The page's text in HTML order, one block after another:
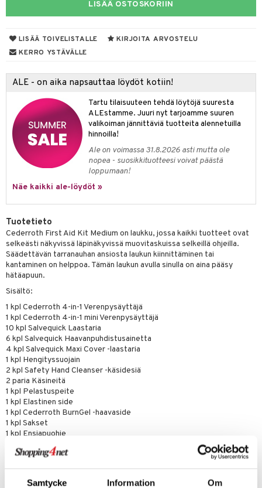
Samtycke Information Om
LISÄÄ OSTOSKORIIN
LISÄÄ TOIVELISTALLE
KIRJOITA ARVOSTELU
KERRO YSTÄVÄLLE
ALE - on aika napsauttaa löydöt kotiin!
Tartu tilaisuuteen tehdä löytöjä suuresta
ALEstamme. Juuri nyt tarjoamme suuren
valikoiman jännittäviä tuotteita alennetuilla
hinnoilla!
Ale on voimassa 31.8.2026 asti mutta ole
nopea - suosikkituotteesi voivat päästä
loppumaan!
Näe kaikki ale-löydöt »
Tuotetieto
Cederroth First Aid Kit Medium on laukku, jossa kaikki tuotteet ovat
selkeästi näkyvissä läpinäkyvissä muovitaskuissa selkeillä ohjeilla.
Säädettävän tarranauhan ansiosta laukun kiinnittäminen tai
kantaminen on helppoa. Tämän laukun avulla sinulla on aina pääsy
hätäapuun.
Sisältö:
1 kpl Cederroth 4-in-1 Verenpysäyttäjä
1 kpl Cederroth 4-in-1 mini Verenpysäyttäjä
10 kpl Salvequick Laastaria
6 kpl Salvequick Haavanpuhdistusainetta
4 kpl Salvequick Maxi Cover -laastaria
1 kpl Hengityssuojain
2 kpl Safety Hand Cleanser -käsidesiä
2 paria Käsineitä
1 kpl Pelastuspeite
1 kpl Elastinen side
1 kpl Cederroth BurnGel -haavaside
1 kpl Sakset
1 kpl Ensiapuohje
Tuotenumero
iho
Korvat
Suolisto
& Mineraalit
hoito
& Tikut
hoito
ruoalle
intoleranssi
& Kuume
& Käheys
nenä
vuoto & tukkoisuus
& Mineraalit
& vastauksia